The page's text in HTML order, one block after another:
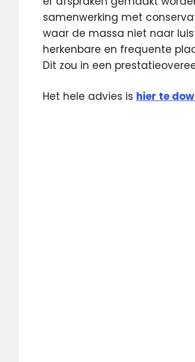
samenwerking met
waar de massa niet naar
herkenbare en frequente
Dit zou in een
Het hele advies is hier te